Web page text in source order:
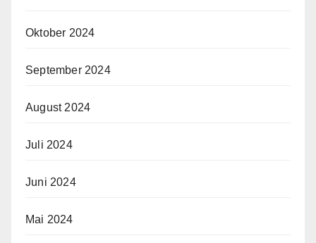
Oktober 2024
September 2024
August 2024
Juli 2024
Juni 2024
Mai 2024